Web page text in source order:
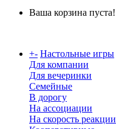
Ваша корзина пуста!
+- Настольные игры
Для компании
Для вечеринки
Семейные
В дорогу
На ассоциации
На скорость реакции